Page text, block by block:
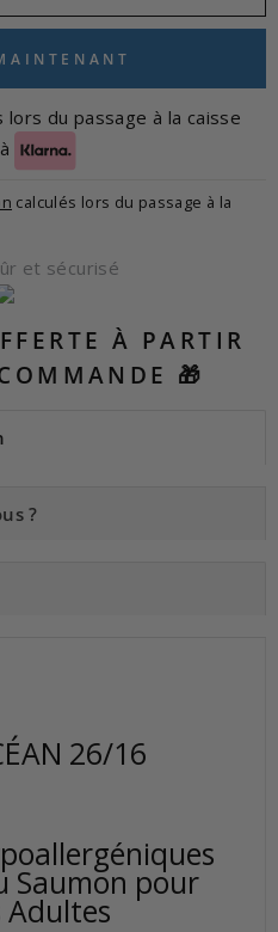
du passage à la caisse
calculés lors du passage à la
et sécurisé
À PARTIR
🎁
?
26/16
Saumon pour
Adultes